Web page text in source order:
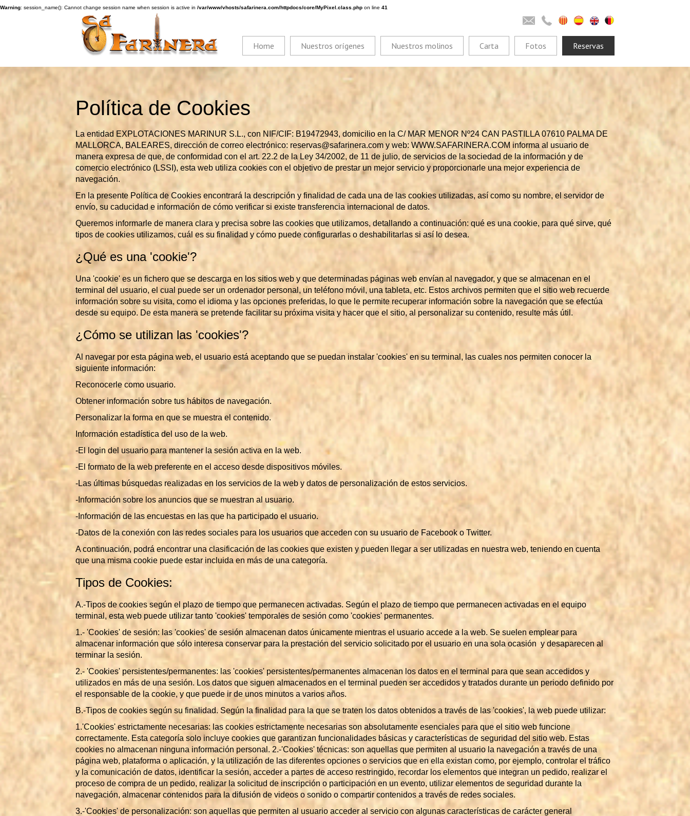
Warning: session_name(): Cannot change session name when session is active in /var/www/vhosts/safarinera.com/httpdocs/core/MyPixel.class.php on line 41
Home Nuestros orígenes Nuestros molinos Carta Fotos Reservas
Política de Cookies
La entidad EXPLOTACIONES MARINUR S.L., con NIF/CIF: B19472943, domicilio en la C/ MAR MENOR Nº24 CAN PASTILLA 07610 PALMA DE
MALLORCA, BALEARES, dirección de correo electrónico: reservas@safarinera.com y web: WWW.SAFARINERA.COM informa al usuario de
manera expresa de que, de conformidad con el art. 22.2 de la Ley 34/2002, de 11 de julio, de servicios de la sociedad de la información y de
comercio electrónico (LSSI), esta web utiliza cookies con el objetivo de prestar un mejor servicio y proporcionarle una mejor experiencia de
navegación.
En la presente Política de Cookies encontrará la descripción y finalidad de cada una de las cookies utilizadas, así como su nombre, el servidor de
envío, su caducidad e información de cómo verificar si existe transferencia internacional de datos.
Queremos informarle de manera clara y precisa sobre las cookies que utilizamos, detallando a continuación: qué es una cookie, para qué sirve, qué
tipos de cookies utilizamos, cuál es su finalidad y cómo puede configurarlas o deshabilitarlas si así lo desea.
¿Qué es una 'cookie'?
Una 'cookie' es un fichero que se descarga en los sitios web y que determinadas páginas web envían al navegador, y que se almacenan en el
terminal del usuario, el cual puede ser un ordenador personal, un teléfono móvil, una tableta, etc. Estos archivos permiten que el sitio web recuerde
información sobre su visita, como el idioma y las opciones preferidas, lo que le permite recuperar información sobre la navegación que se efectúa
desde su equipo. De esta manera se pretende facilitar su próxima visita y hacer que el sitio, al personalizar su contenido, resulte más útil.
¿Cómo se utilizan las 'cookies'?
Al navegar por esta página web, el usuario está aceptando que se puedan instalar 'cookies' en su terminal, las cuales nos permiten conocer la
siguiente información:
Reconocerle como usuario.
Obtener información sobre tus hábitos de navegación.
Personalizar la forma en que se muestra el contenido.
Información estadística del uso de la web.
-El login del usuario para mantener la sesión activa en la web.
-El formato de la web preferente en el acceso desde dispositivos móviles.
-Las últimas búsquedas realizadas en los servicios de la web y datos de personalización de estos servicios.
-Información sobre los anuncios que se muestran al usuario.
-Información de las encuestas en las que ha participado el usuario.
-Datos de la conexión con las redes sociales para los usuarios que acceden con su usuario de Facebook o Twitter.
A continuación, podrá encontrar una clasificación de las cookies que existen y pueden llegar a ser utilizadas en nuestra web, teniendo en cuenta
que una misma cookie puede estar incluida en más de una categoría.
Tipos de Cookies:
A.-Tipos de cookies según el plazo de tiempo que permanecen activadas. Según el plazo de tiempo que permanecen activadas en el equipo
terminal, esta web puede utilizar tanto 'cookies' temporales de sesión como 'cookies' permanentes.
1.- 'Cookies' de sesión: las 'cookies' de sesión almacenan datos únicamente mientras el usuario accede a la web. Se suelen emplear para
almacenar información que sólo interesa conservar para la prestación del servicio solicitado por el usuario en una sola ocasión y desaparecen al
terminar la sesión.
2.- 'Cookies' persistentes/permanentes: las 'cookies' persistentes/permanentes almacenan los datos en el terminal para que sean accedidos y
utilizados en más de una sesión. Los datos que siguen almacenados en el terminal pueden ser accedidos y tratados durante un periodo definido por
el responsable de la cookie, y que puede ir de unos minutos a varios años.
B.-Tipos de cookies según su finalidad. Según la finalidad para la que se traten los datos obtenidos a través de las 'cookies', la web puede utilizar:
1.'Cookies' estrictamente necesarias: las cookies estrictamente necesarias son absolutamente esenciales para que el sitio web funcione
correctamente. Esta categoría solo incluye cookies que garantizan funcionalidades básicas y características de seguridad del sitio web. Estas
cookies no almacenan ninguna información personal. 2.-'Cookies' técnicas: son aquellas que permiten al usuario la navegación a través de una
página web, plataforma o aplicación, y la utilización de las diferentes opciones o servicios que en ella existan como, por ejemplo, controlar el tráfico
y la comunicación de datos, identificar la sesión, acceder a partes de acceso restringido, recordar los elementos que integran un pedido, realizar el
proceso de compra de un pedido, realizar la solicitud de inscripción o participación en un evento, utilizar elementos de seguridad durante la
navegación, almacenar contenidos para la difusión de videos o sonido o compartir contenidos a través de redes sociales.
3.-'Cookies' de personalización: son aquellas que permiten al usuario acceder al servicio con algunas características de carácter general